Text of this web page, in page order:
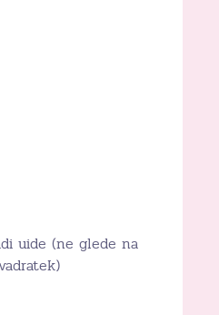
uide (ne glede na